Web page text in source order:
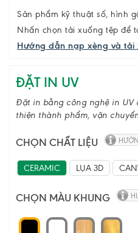
Sản phẩm kỹ thuật số, hình
Nhấn chọn tải xuống tệp để
Hướng dẫn nạp xèng và tải
ĐẶT IN UV
Đặt in bằng công nghệ in UV
thiện thành phẩm, vận
CHỌN CHẤT LIỆU
CERAMIC LỤA 3D
CHỌN MÀU KHUNG